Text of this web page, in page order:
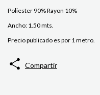
Poliester 90% Rayon 10%
Ancho: 1.50 mts.
Precio publicado es por 1 metro.
Compartir